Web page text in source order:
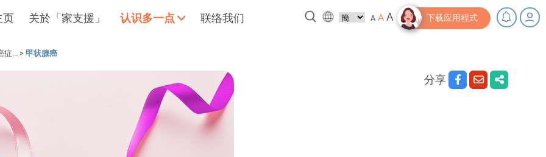
页 关於「家支援」 认识多一点
拥抱每刻，留住这爱。
联络我们 A AA 下载应用程式
症...> 甲状腺癌
分享